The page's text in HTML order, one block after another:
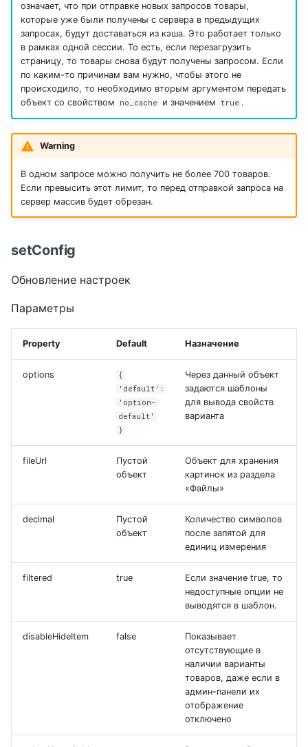
означает, что при отправке новых запросов товары,
которые уже были получены с сервера в предыдущих
запросах, будут доставаться из кэша. Это работает только
в рамках одной сессии. То есть, если перезагрузить
страницу, то товары снова будут получены запросом. Если
по каким-то причинам вам нужно, чтобы этого не
происходило, то необходимо вторым аргументом передать
объект со свойством
no_cache и значением true .
Warning
В одном запросе можно получить не более 700 товаров.
Если превысить этот лимит, то перед отправкой запроса на
сервер массив будет обрезан.
setConfig
Обновление настроек
Параметры
Property Default Назначение
options
{
'default':
'option-
default'
}
Через данный объект
задаются шаблоны
для вывода свойств
варианта
fileUrl
Пустой
объект
Объект для хранения
картинок из раздела
«Файлы»
decimal
Пустой
объект
Количество символов
после запятой для
единиц измерения
filtered true
Если значение true, то
недоступные опции не
выводятся в шаблон.
disableHideItem false
Показывает
отсутствующие в
наличии варианты
товаров, даже если в
админ-панели их
отображение
отключено